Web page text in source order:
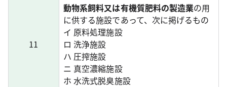
11
動物系飼料又は有機質肥料の製造業の用
に供する施設であって、次に掲げるもの
イ 原料処理施設
ロ 洗浄施設
ハ 圧搾施設
ニ 真空濃縮施設
ホ 水洗式脱臭施設